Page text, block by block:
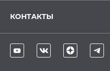
КОНТАКТЫ